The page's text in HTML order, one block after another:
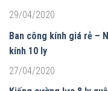
29/04/2020
Ban công kính giá rẻ –
kính 10 ly
27/04/2020